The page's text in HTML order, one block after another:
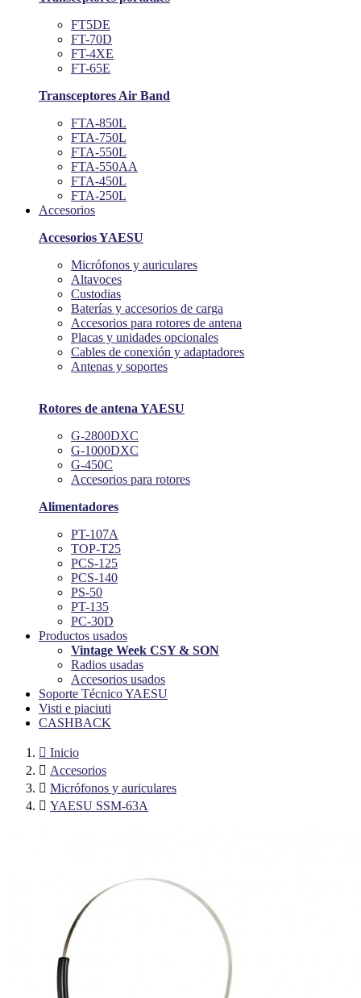
FT5DE
FT-70D
FT-4XE
FT-65E
Transceptores Air Band
FTA-850L
FTA-750L
FTA-550L
FTA-550AA
FTA-450L
FTA-250L
Accesorios
Accesorios YAESU
Micrófonos y auriculares
Altavoces
Custodias
Baterías y accesorios de carga
Accesorios para rotores de antena
Placas y unidades opcionales
Cables de conexión y adaptadores
Antenas y soportes
Rotores de antena YAESU
G-2800DXC
G-1000DXC
G-450C
Accesorios para rotores
Alimentadores
PT-107A
TOP-T25
PCS-125
PCS-140
PS-50
PT-135
PC-30D
Productos usados
Vintage Week CSY & SON
Radios usadas
Accesorios usados
Soporte Técnico YAESU
Visti e piaciuti
CASHBACK
 Inicio
 Accesorios
 Micrófonos y auriculares
 YAESU SSM-63A